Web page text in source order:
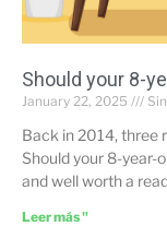
Should your 8-
January 22, 2025
Back in 2014, three
Should your 8-year-
and well worth a
Leer más "